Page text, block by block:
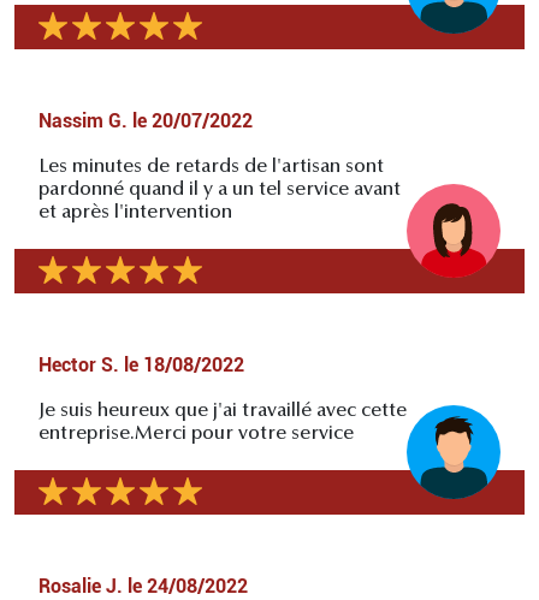
Nassim G. le 20/07/2022
Les minutes de retards de l'artisan sont
pardonné quand il y a un tel service avant
et après l'intervention
Hector S. le 18/08/2022
Je suis heureux que j'ai travaillé avec cette
entreprise.Merci pour votre service
Rosalie J. le 24/08/2022